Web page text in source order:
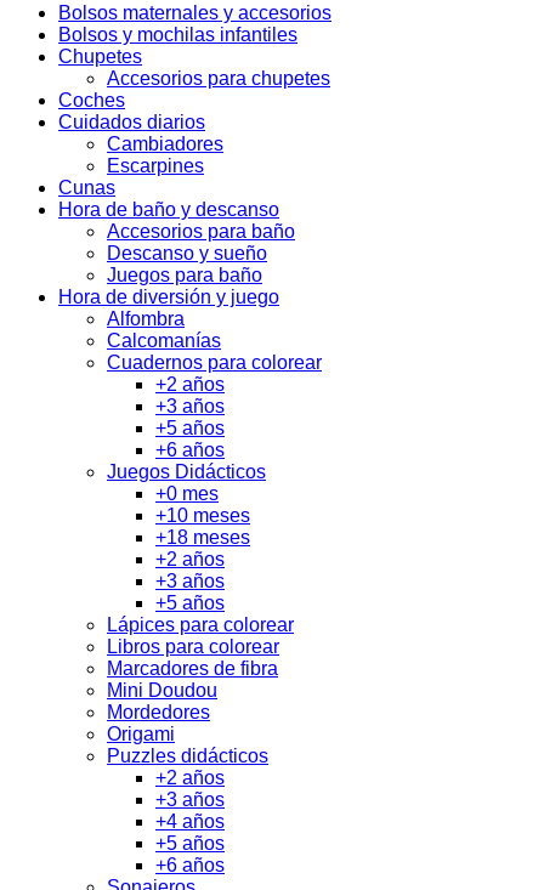
Bolsos maternales y accesorios
Bolsos y mochilas infantiles
Chupetes
Accesorios para chupetes
Coches
Cuidados diarios
Cambiadores
Escarpines
Cunas
Hora de baño y descanso
Accesorios para baño
Descanso y sueño
Juegos para baño
Hora de diversión y juego
Alfombra
Calcomanías
Cuadernos para colorear
+2 años
+3 años
+5 años
+6 años
Juegos Didácticos
+0 mes
+10 meses
+18 meses
+2 años
+3 años
+5 años
Lápices para colorear
Libros para colorear
Marcadores de fibra
Mini Doudou
Mordedores
Origami
Puzzles didácticos
+2 años
+3 años
+4 años
+5 años
+6 años